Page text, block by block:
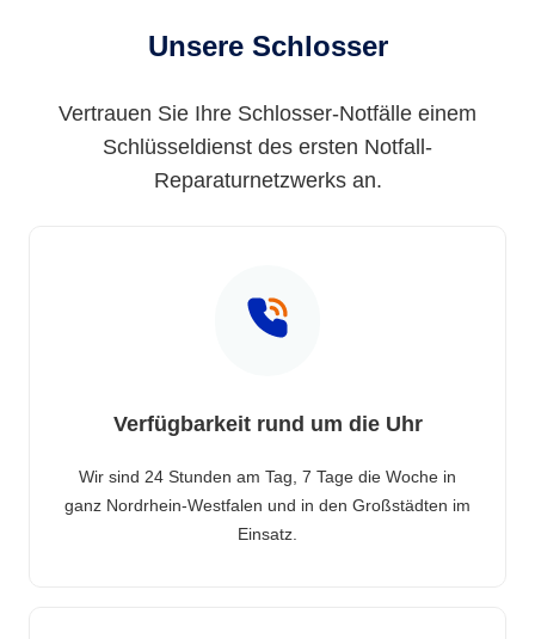
Unsere Schlosser
Vertrauen Sie Ihre Schlosser-Notfälle einem
Schlüsseldienst des ersten Notfall-
Reparaturnetzwerks an.
Verfügbarkeit rund um die Uhr
Wir sind 24 Stunden am Tag, 7 Tage die Woche in
ganz Nordrhein-Westfalen und in den Großstädten im
Einsatz.